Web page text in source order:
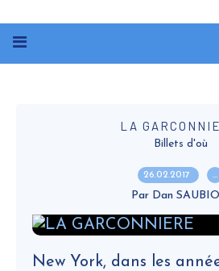
LA
Billets d'où
26.02.2017 …
Par Dan
New York, dans les